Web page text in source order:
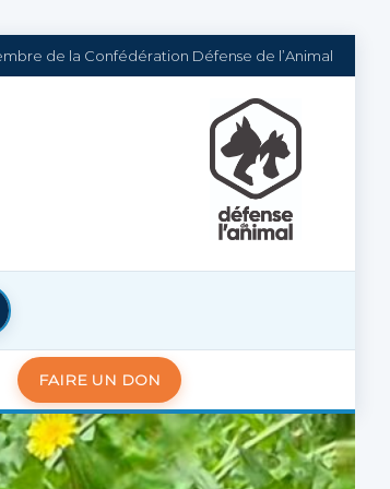
de la Confédération Défense de l’Animal
FAIRE UN DON